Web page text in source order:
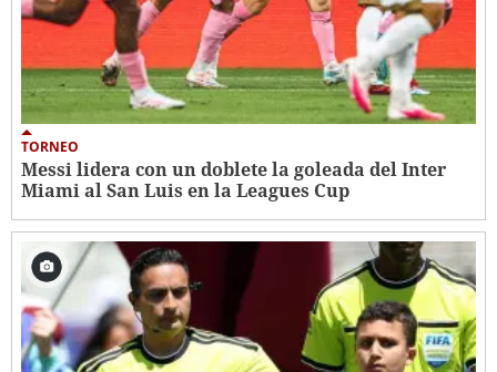
TORNEO
Messi lidera con un doblete la goleada del Inter
Miami al San Luis en la Leagues Cup